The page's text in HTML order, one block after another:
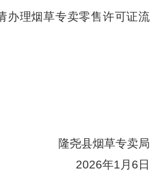
办理烟草专卖零售许可证流
隆尧县烟草专卖局
2026年1月6日